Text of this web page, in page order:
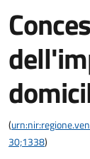
(
30;1338)